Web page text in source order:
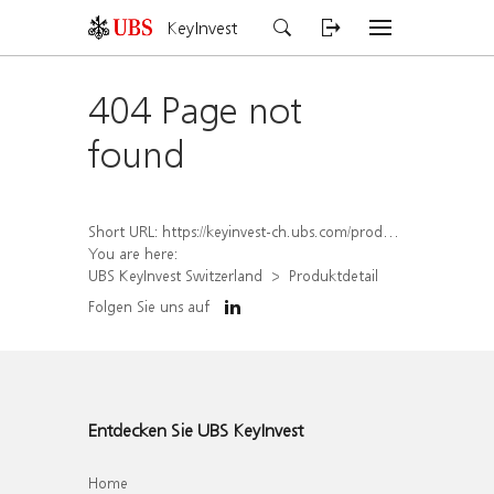
KeyInvest
404 Page not
found
Short URL: https://keyinvest-ch.ubs.com/produkt/detail/index/isin/CH1570356712
You are here:
UBS KeyInvest Switzerland
Produktdetail
Folgen Sie uns auf
Entdecken Sie UBS KeyInvest
Home